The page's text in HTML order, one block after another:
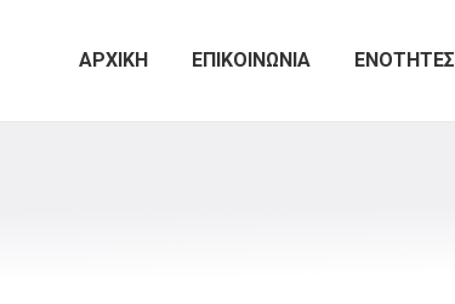
ΑΡΧΙΚΗ ΕΠΙΚΟΙΝΩΝΙΑ ΕΝΟΤΗΤΕΣ